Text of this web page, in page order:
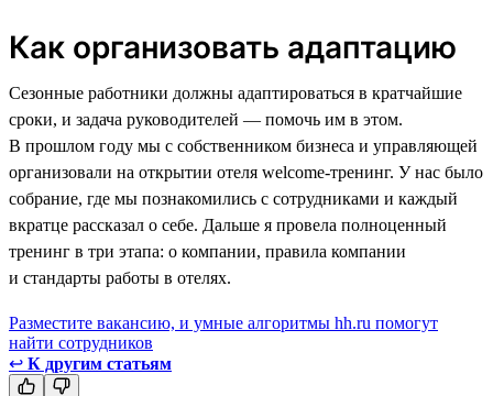
Как организовать адаптацию
Сезонные работники должны адаптироваться в кратчайшие
сроки, и задача руководителей — помочь им в этом.
В прошлом году мы с собственником бизнеса и управляющей
организовали на открытии отеля welcome-тренинг. У нас было
собрание, где мы познакомились с сотрудниками и каждый
вкратце рассказал о себе. Дальше я провела полноценный
тренинг в три этапа: о компании, правила компании
и стандарты работы в отелях.
Разместите вакансию, и умные алгоритмы hh.ru помогут
найти сотрудников
↩ К другим статьям